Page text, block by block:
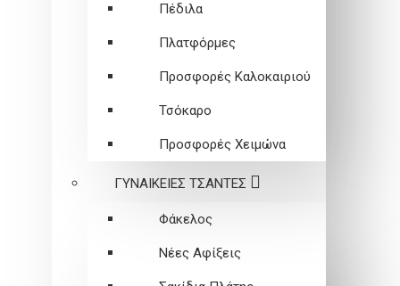
Πέδιλα
Πλατφόρμες
Προσφορές Καλοκαιριού
Τσόκαρο
Προσφορές Χειμώνα
ΓΥΝΑΙΚΕΙEΣ ΤΣΑΝΤΕΣ
Φάκελος
Νέες Αφίξεις